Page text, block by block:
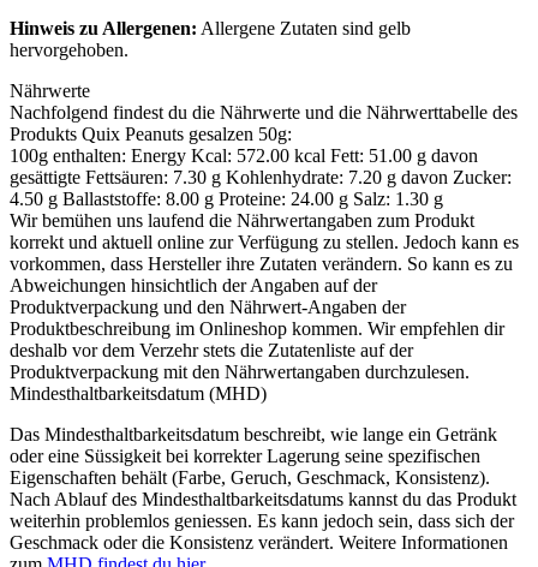
Hinweis zu Allergenen: Allergene Zutaten sind gelb
hervorgehoben.
Nährwerte
Nachfolgend findest du die Nährwerte und die Nährwerttabelle des
Produkts Quix Peanuts gesalzen 50g:
100g enthalten: Energy Kcal: 572.00 kcal Fett: 51.00 g davon
gesättigte Fettsäuren: 7.30 g Kohlenhydrate: 7.20 g davon Zucker:
4.50 g Ballaststoffe: 8.00 g Proteine: 24.00 g Salz: 1.30 g
Wir bemühen uns laufend die Nährwertangaben zum Produkt
korrekt und aktuell online zur Verfügung zu stellen. Jedoch kann es
vorkommen, dass Hersteller ihre Zutaten verändern. So kann es zu
Abweichungen hinsichtlich der Angaben auf der
Produktverpackung und den Nährwert-Angaben der
Produktbeschreibung im Onlineshop kommen. Wir empfehlen dir
deshalb vor dem Verzehr stets die Zutatenliste auf der
Produktverpackung mit den Nährwertangaben durchzulesen.
Mindesthaltbarkeitsdatum (MHD)
Das Mindesthaltbarkeitsdatum beschreibt, wie lange ein Getränk
oder eine Süssigkeit bei korrekter Lagerung seine spezifischen
Eigenschaften behält (Farbe, Geruch, Geschmack, Konsistenz).
Nach Ablauf des Mindesthaltbarkeitsdatums kannst du das Produkt
weiterhin problemlos geniessen. Es kann jedoch sein, dass sich der
Geschmack oder die Konsistenz verändert. Weitere Informationen